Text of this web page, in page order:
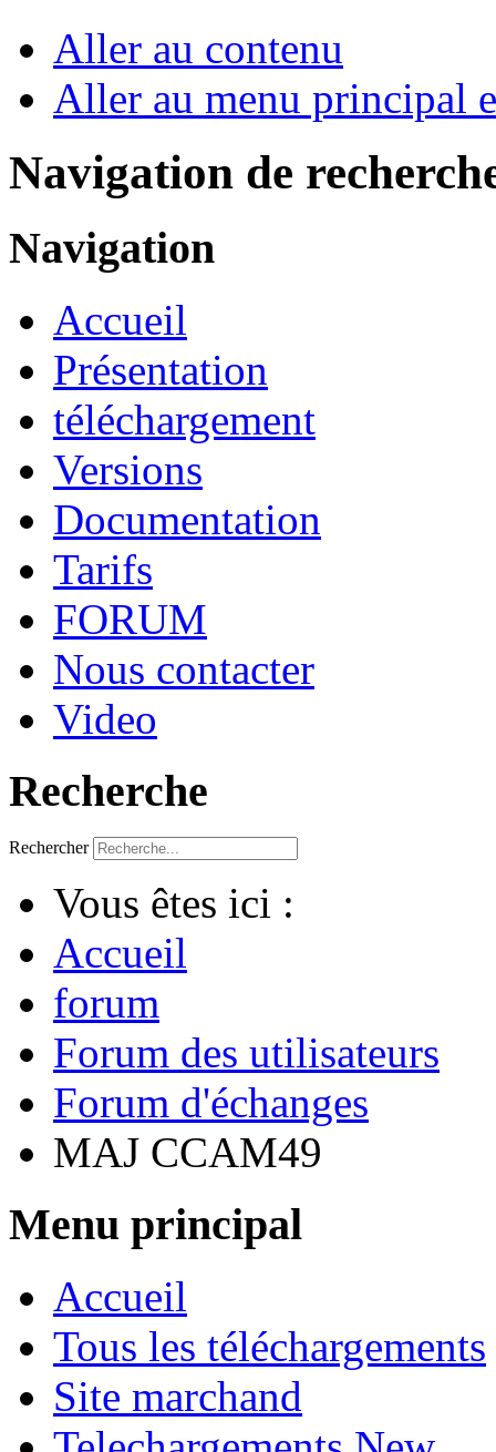
Aller au contenu
Aller au menu principal
Navigation de
Navigation
Accueil
Présentation
téléchargement
Versions
Documentation
Tarifs
FORUM
Nous contacter
Video
Recherche
Rechercher
Vous êtes ici :
Accueil
forum
Forum des utilisateurs
Forum d'échanges
MAJ CCAM49
Menu principal
Accueil
Tous les téléchargements
Site marchand